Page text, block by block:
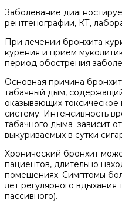
Заболевание
рентгенографии, КТ,
При лечении бронхита
курения и прием
период обострения
Основная причина
табачный дым,
оказывающих
систему. Интенсивность
табачного дыма зависит
выкуриваемых в сутки
Хронический бронхит
пациентов, длительно
помещениях. Симптомы
лет регулярного вдыхания
пассивного).